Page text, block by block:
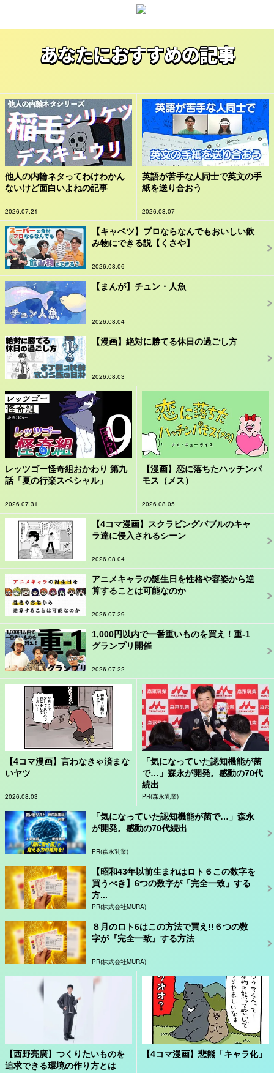
あなたにおすすめの記事
他人の内輪ネタってわけわかん
ないけど面白いよねの記事
2026.07.21
英語が苦手な人同士で英文の手
紙を送り合おう
2026.08.07
【キャベツ】プロならなんでもおいしい飲
み物にできる説【くさや】
2026.08.06
【まんが】チュン・人魚
2026.08.04
【漫画】絶対に勝てる休日の過ごし方
2026.08.03
レッツゴー怪奇組おかわり 第九
話「夏の行楽スペシャル」
2026.07.31
【漫画】恋に落ちたハッチンパ
モス（メス）
2026.08.05
【4コマ漫画】スクラビングバブルのキャ
ラ達に侵入されるシーン
2026.08.04
アニメキャラの誕生日を性格や容姿から逆
算することは可能なのか
2026.07.29
1,000円以内で一番重いものを買え！重-1
グランプリ開催
2026.07.22
【4コマ漫画】言わなきゃ済まな
いヤツ
2026.08.03
「気になっていた認知機能が菌
で…」森永が開発。感動の70代
続出
PR(森永乳業)
「気になっていた認知機能が菌で…」森永
が開発。感動の70代続出
PR(森永乳業)
【昭和43年以前生まれはロト６この数字を
買うべき】6つの数字が「完全一致」する
方...
PR(株式会社MURA)
８月のロト6はこの方法で買え!!６つの数
字が『完全一致』する方法
PR(株式会社MURA)
【西野亮廣】つくりたいものを
追求できる環境の作り方とは
【4コマ漫画】悲熊「キャラ化」